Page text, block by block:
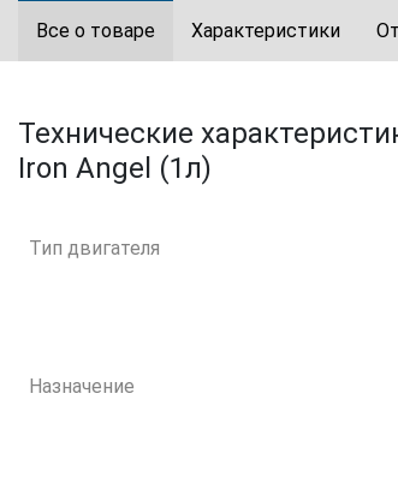
Все о товаре Характеристики
Технические
Iron Angel (1л)
Тип двигателя
Назначение